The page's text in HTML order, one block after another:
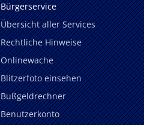
Bürgerservice
Übersicht aller Services
Rechtliche Hinweise
Onlinewache
Blitzerfoto einsehen
Bußgeldrechner
Benutzerkonto